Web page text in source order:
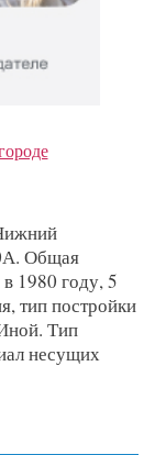
Общая
1980 году, 5
тип постройки
Тип
несущих